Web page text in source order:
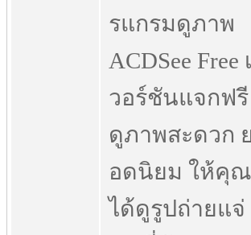
รแกรมดูภาพ
ACDSee Free เ
วอร์ชันแจกฟรี
ดูภาพสะดวก
อดนิยม ให้คุณ
ได้ดูรูปถ่ายแจ่